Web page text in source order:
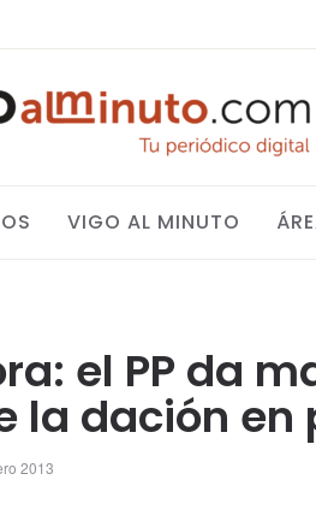
VIGO AL MINUTO
el PP da
la dación en
2013